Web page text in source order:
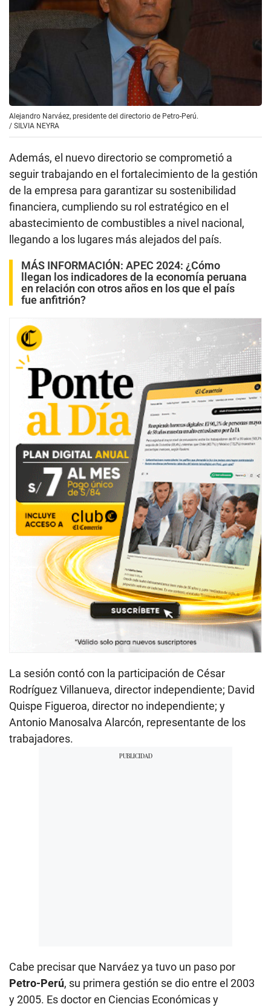
Alejandro Narváez, presidente del directorio de Petro-Perú.
/ SILVIA NEYRA
Además, el nuevo directorio se comprometió a
seguir trabajando en el fortalecimiento de la gestión
de la empresa para garantizar su sostenibilidad
financiera, cumpliendo su rol estratégico en el
abastecimiento de combustibles a nivel nacional,
llegando a los lugares más alejados del país.
MÁS INFORMACIÓN: APEC 2024: ¿Cómo
llegan los indicadores de la economía peruana
en relación con otros años en los que el país
fue anfitrión?
La sesión contó con la participación de César
Rodríguez Villanueva, director independiente; David
Quispe Figueroa, director no independiente; y
Antonio Manosalva Alarcón, representante de los
trabajadores.
Cabe precisar que Narváez ya tuvo un paso por
Petro-Perú, su primera gestión se dio entre el 2003
y 2005. Es doctor en Ciencias Económicas y